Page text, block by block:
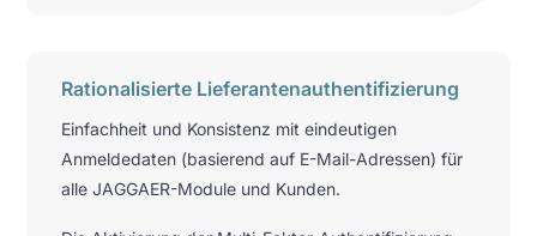
Rationalisierte Lieferantenauthentifizierung
Einfachheit und Konsistenz mit eindeutigen
Anmeldedaten (basierend auf E-Mail-Adressen) für
alle JAGGAER-Module und Kunden.